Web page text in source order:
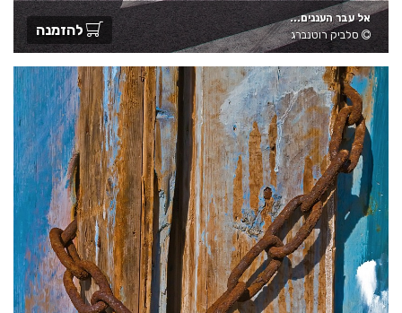
אל עבר העננים...
סלביק רוטנברג
להזמנה